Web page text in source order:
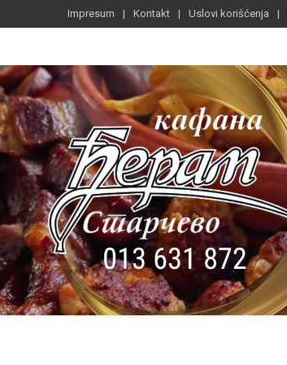
Impresum Kontakt Uslovi korišćenja